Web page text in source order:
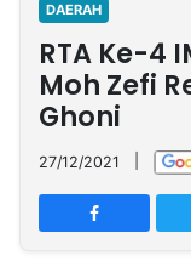
Nasional
International
Olahraga
Entertainment
Daerah
Pariwisata
Kuliner
Kolom
Network
PT
TREETAN
DAERAH
RTA Ke-4
Moh Zefi
Ghoni
27/12/2021